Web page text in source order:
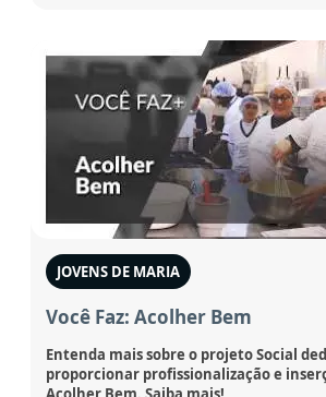
JOVENS DE MARIA
Você Faz: Acolher Bem
Entenda mais sobre o projeto Social
proporcionar profissionalização e